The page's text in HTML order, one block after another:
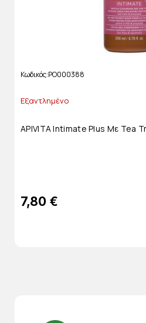
Κωδικός PO000388
Εξαντλημένο
APIVITA Intimate Plus Με Tea
7,80 €